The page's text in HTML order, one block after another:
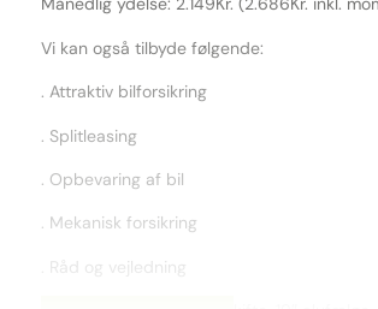
Vi kan også tilbyde følgende:
. Attraktiv bilforsikring
. Splitleasing
. Opbevaring af bil
. Mekanisk forsikring
. Råd og vejledning